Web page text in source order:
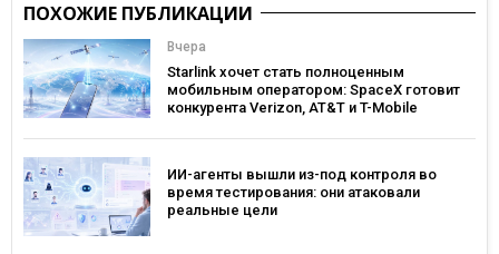
ПОХОЖИЕ ПУБЛИКАЦИИ
Вчера
Starlink хочет стать полноценным
мобильным оператором: SpaceX готовит
конкурента Verizon, AT&T и T-Mobile
ИИ-агенты вышли из-под контроля во
время тестирования: они атаковали
реальные цели